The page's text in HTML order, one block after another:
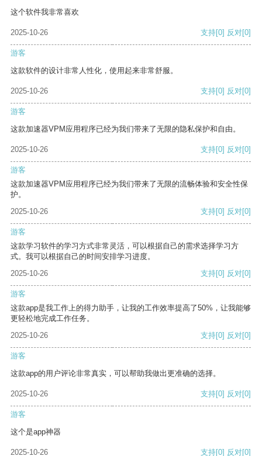
这个软件我非常喜欢
2025-10-26 支持[0] 反对[0]
游客
这款软件的设计非常人性化，使用起来非常舒服。
2025-10-26 支持[0] 反对[0]
游客
这款加速器VPM应用程序已经为我们带来了无限的隐私保护和自由。
2025-10-26 支持[0] 反对[0]
游客
这款加速器VPM应用程序已经为我们带来了无限的流畅体验和安全性保
护。
2025-10-26
支持[0] 反对[0]
游客
这款学习软件的学习方式非常灵活，可以根据自己的需求选择学习方
式。我可以根据自己的时间安排学习进度。
2025-10-26
支持[0] 反对[0]
游客
这款app是我工作上的得力助手，让我的工作效率提高了50%，让我能够
更轻松地完成工作任务。
2025-10-26
支持[0] 反对[0]
游客
这款app的用户评论非常真实，可以帮助我做出更准确的选择。
2025-10-26 支持[0] 反对[0]
游客
这个是app神器
2025-10-26 支持[0] 反对[0]